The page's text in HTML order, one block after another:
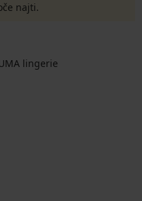
najti.
lingerie